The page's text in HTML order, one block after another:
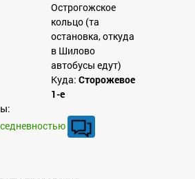
Острогожское
кольцо (та
остановка, откуда
в Шилово
автобусы едут)
Куда: Сторожевое
1-е